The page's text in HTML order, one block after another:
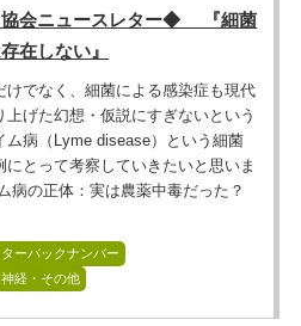
会ニュースレター◆ 『細菌
在しない』
けでなく、細菌による感染症も現代
上げた幻想・仮説にすぎないという
ム病（Lyme disease）という細菌
にとって考察していきたいと思いま
病の正体：実は農薬中毒だった？
ーバックナンバー
経・その他